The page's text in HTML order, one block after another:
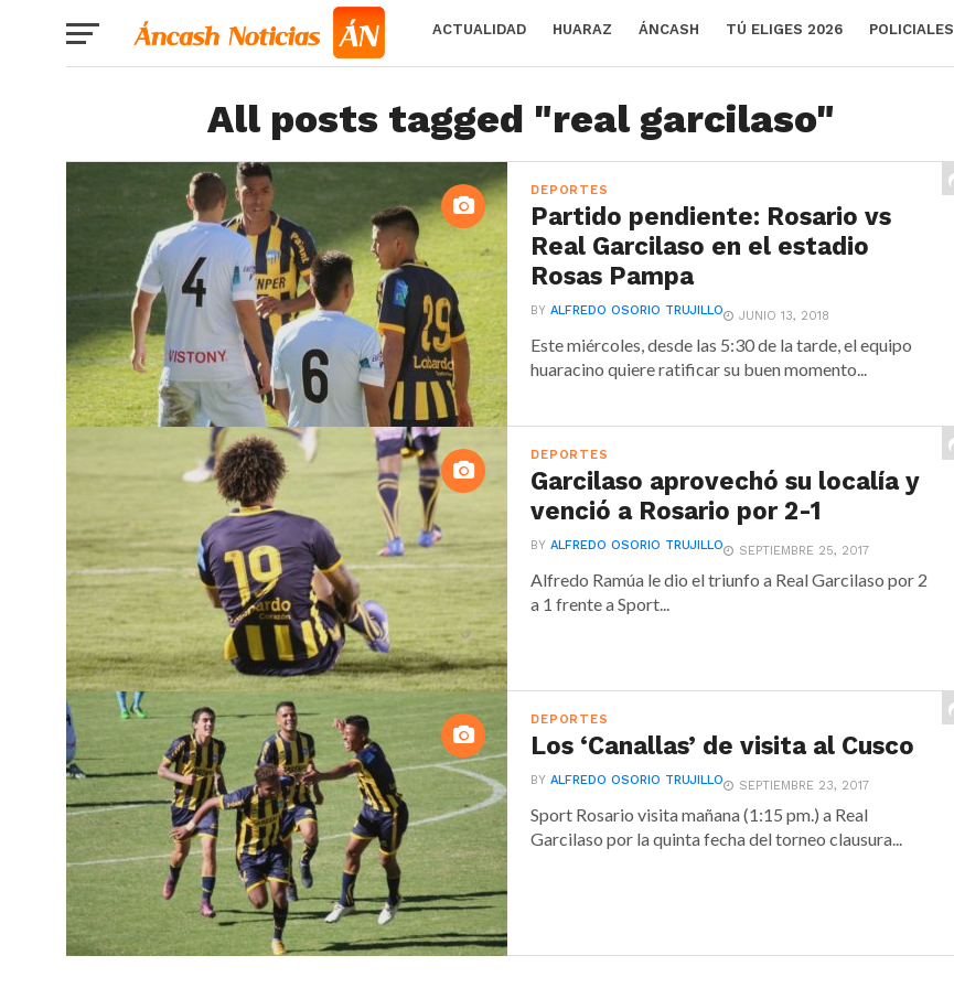
ACTUALIDAD HUARAZ ÁNCASH TÚ ELIGES 2026 POLICIALES
All posts tagged "real garcilaso"
DEPORTES
Partido pendiente: Rosario vs
Real Garcilaso en el estadio
Rosas Pampa
BYALFREDO OSORIO TRUJILLO JUNIO 13, 2018
Este miércoles, desde las 5:30 de la tarde, el equipo
huaracino quiere ratificar su buen momento...
DEPORTES
Garcilaso aprovechó su localía y
venció a Rosario por 2-1
BYALFREDO OSORIO TRUJILLO SEPTIEMBRE 25, 2017
Alfredo Ramúa le dio el triunfo a Real Garcilaso por 2
a 1 frente a Sport...
DEPORTES
Los ‘Canallas’ de visita al Cusco
BYALFREDO OSORIO TRUJILLO SEPTIEMBRE 23, 2017
Sport Rosario visita mañana (1:15 pm.) a Real
Garcilaso por la quinta fecha del torneo clausura...